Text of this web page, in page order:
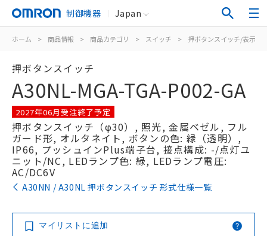
制御機器 Japan
ホーム > 商品情報 > 商品カテゴリ > スイッチ > 押ボタンスイッチ/表示灯
押ボタンスイッチ
A30NL-MGA-TGA-P002-GA
2027年06月受注終了予定
押ボタンスイッチ（φ30）, 照光, 金属ベゼル, フル
ガード形, オルタネイト, ボタンの色: 緑（透明）,
IP66, プッシュインPlus端子台, 接点構成: -/点灯ユ
ニット/NC, LEDランプ色: 緑, LEDランプ電圧:
AC/DC6V
A30NN / A30NL 押ボタンスイッチ 形式仕様一覧
マイリストに追加